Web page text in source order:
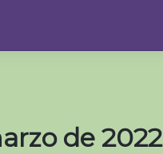
de 2022